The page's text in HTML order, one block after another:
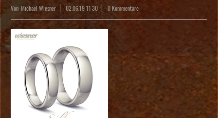
Von: Michael Wiesner 02.06.19 11:30 0 Kommentare